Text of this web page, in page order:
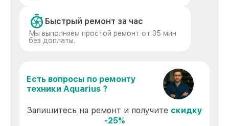
Быстрый ремонт за час
Мы выполняем простой ремонт от 35 мин
без доплаты.
Есть вопросы по ремонту
техники Aquarius ?
Запишитесь на ремонт и получите скидку
-25%